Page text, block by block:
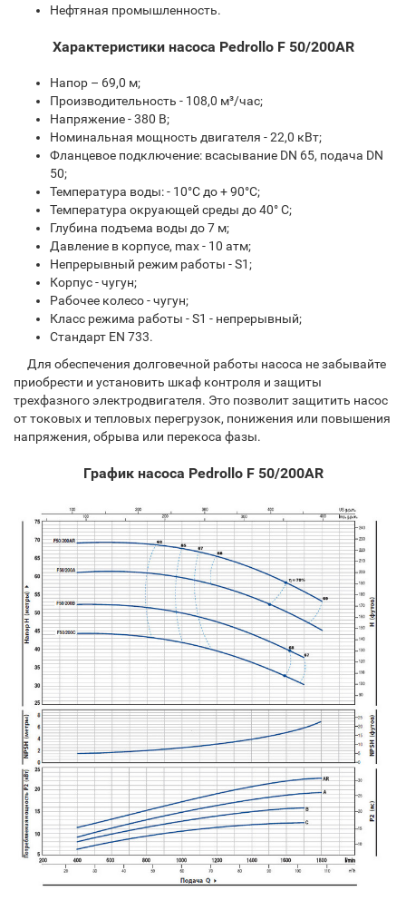
Нефтяная промышленность.
Характеристики насоса Pedrollo F 50/200AR
Напор – 69,0 м;
Производительность - 108,0 м³/час;
Напряжение - 380 В;
Номинальная мощность двигателя - 22,0 кВт;
Фланцевое подключение: всасывание DN 65, подача DN
50;
Температура воды: - 10°С до + 90°С;
Температура окруающей среды до 40° С;
Глубина подъема воды до 7 м;
Давление в корпусе, max - 10 атм;
Непрерывный режим работы - S1;
Корпус - чугун;
Рабочее колесо - чугун;
Класс режима работы - S1 - непрерывный;
Стандарт EN 733.
Для обеспечения долговечной работы насоса не забывайте
приобрести и установить шкаф контроля и защиты
трехфазного электродвигателя. Это позволит защитить насос
от токовых и тепловых перегрузок, понижения или повышения
напряжения, обрыва или перекоса фазы.
График насоса Pedrollo F 50/200AR